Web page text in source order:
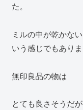
た。
ミルの中が乾かな
いう感じでもありま
無印良品の物は
とても良さそうだ